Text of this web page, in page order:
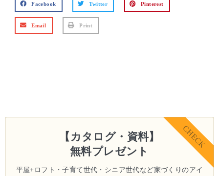
Facebook Twitter Pinterest
Email Print
【カタログ・資料】
無料プレゼント
平屋+ロフト・子育て世代・シニア世代など家づくりのアイ
CHECK